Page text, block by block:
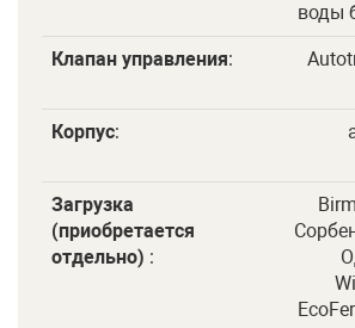
воды
Клапан управления:
Корпус:
Загрузка
(приобретается
отдельно) :